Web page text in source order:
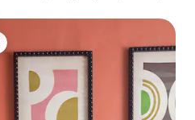
dos hóspedes